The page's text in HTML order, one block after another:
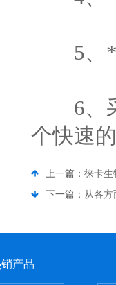
5、*
6、采
个快速
上一篇： 徕卡生
下一篇： 从各方
产品